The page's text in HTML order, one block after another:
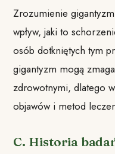
Zrozumienie
wpływ, jaki to
osób dotkniętych tym
gigantyzm mogą
zdrowotnymi, dlatego
objawów i metod
C. Historia